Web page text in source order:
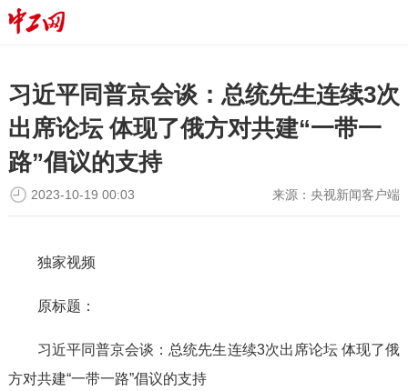
习近平同普京会谈：总统先生连续3次
出席论坛 体现了俄方对共建“一带一
路”倡议的支持
来源：央视新闻客户端
2023-10-19 00:03
独家视频
原标题：
习近平同普京会谈：总统先生连续3次出席论坛 体现了俄
方对共建“一带一路”倡议的支持